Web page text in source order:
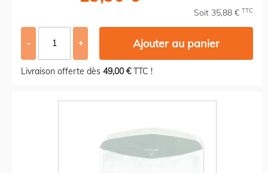
Soit 35,88 € TTC
- + Ajouter au panier
Livraison offerte dès 49,00 €TTC !